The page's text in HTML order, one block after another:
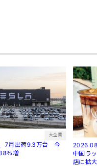
大企業
7月出荷9.3万台 今
％増
中国ラ
店に拡